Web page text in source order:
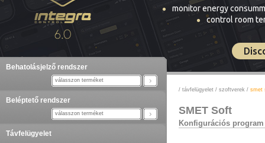
monitor energy
control room
Behatolásjelző rendszer
válasszon terméket
Beléptető rendszer
válasszon terméket
Távfelügyelet
/ távfelügyelet / szoftverek / smet
SMET Soft
Konfigurációs program